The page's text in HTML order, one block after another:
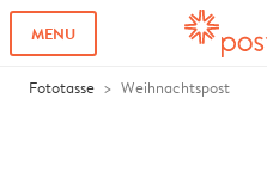
MENU
Fototasse Weihnachtspost